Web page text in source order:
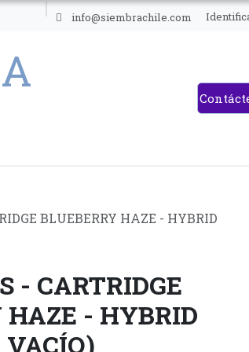
info@siembrachile.com
BLUEBERRY HAZE - HYBRID
- CARTRIDGE
HAZE - HYBRID
VACÍO)